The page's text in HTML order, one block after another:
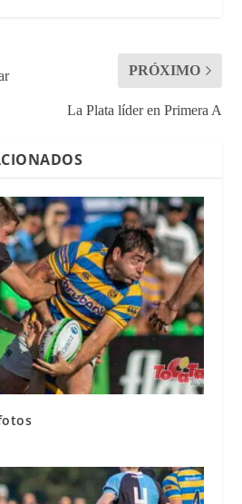
PRÓXIMO
La Plata líder en Primera A